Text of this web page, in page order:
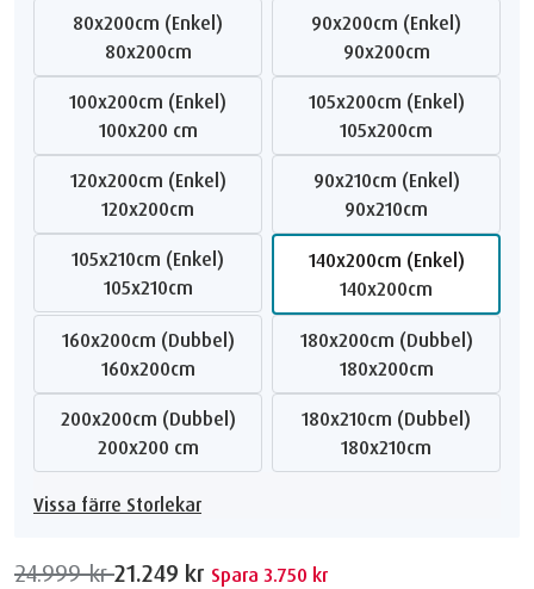
80x200cm (Enkel)
80x200cm
90x200cm (Enkel)
90x200cm
100x200cm (Enkel)
100x200 cm
105x200cm (Enkel)
105x200cm
120x200cm (Enkel)
120x200cm
90x210cm (Enkel)
90x210cm
105x210cm (Enkel)
105x210cm
140x200cm (Enkel)
140x200cm
160x200cm (Dubbel)
160x200cm
180x200cm (Dubbel)
180x200cm
200x200cm (Dubbel)
200x200 cm
180x210cm (Dubbel)
180x210cm
Vissa färre Storlekar
24.999 kr21.249 kr Spara 3.750 kr